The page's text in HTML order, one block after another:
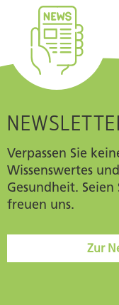
Verpassen Sie
Wissenswertes
Gesundheit.
freuen uns.
Zur